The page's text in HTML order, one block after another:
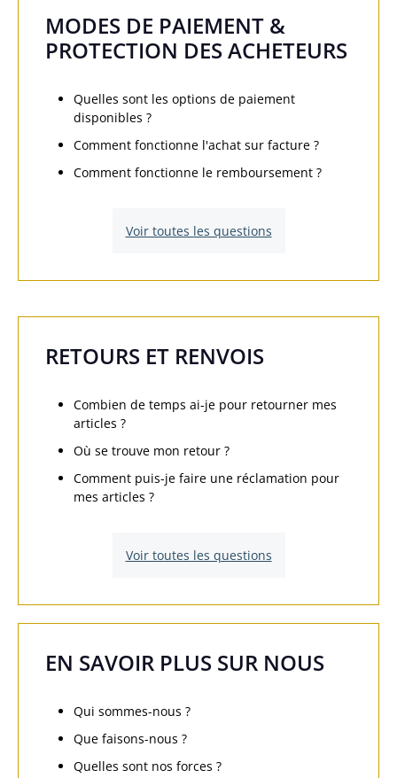
MODES DE PAIEMENT &
PROTECTION DES ACHETEURS
Quelles sont les options de paiement
disponibles ?
Comment fonctionne l'achat sur facture ?
Comment fonctionne le remboursement ?
Voir toutes les questions
RETOURS ET RENVOIS
Combien de temps ai-je pour retourner mes
articles ?
Où se trouve mon retour ?
Comment puis-je faire une réclamation pour
mes articles ?
Voir toutes les questions
EN SAVOIR PLUS SUR NOUS
Qui sommes-nous ?
Que faisons-nous ?
Quelles sont nos forces ?